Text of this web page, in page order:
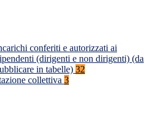
conferiti e autorizzati ai
(dirigenti e non dirigenti) (da
in tabelle) 32
collettiva 3